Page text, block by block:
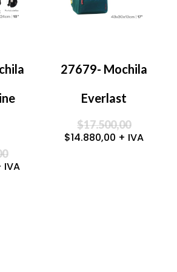
Original
price
was:
IVA
27679- Mochila
Everlast
$17.500,00Original
price
was:
$14.880,00 Current
+ IVA